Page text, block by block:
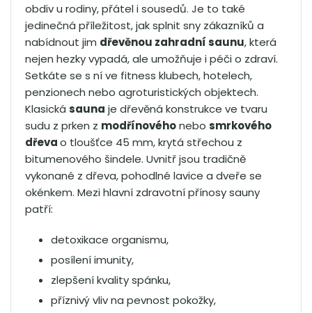
obdiv u rodiny, přátel i sousedů. Je to také
jedinečná příležitost, jak splnit sny zákazníků a
nabídnout jim dřevěnou zahradní saunu, která
nejen hezky vypadá, ale umožňuje i péči o zdraví.
Setkáte se s ní ve fitness klubech, hotelech,
penzionech nebo agroturistických objektech.
Klasická sauna je dřevěná konstrukce ve tvaru
sudu z prken z modřínovéhonebo smrkového
dřevao tloušťce 45 mm, krytá střechou z
bitumenového šindele. Uvnitř jsou tradičně
vykonané z dřeva, pohodlné lavice a dveře se
okénkem. Mezi hlavní zdravotní přínosy sauny
patří:
detoxikace organismu,
posílení imunity,
zlepšení kvality spánku,
příznivý vliv na pevnost pokožky,